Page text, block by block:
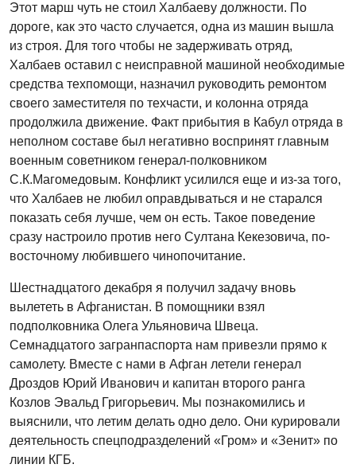
Этот марш чуть не стоил Халбаеву должности. По
дороге, как это часто случается, одна из машин вышла
из строя. Для того чтобы не задерживать отряд,
Халбаев оставил с неисправной машиной необходимые
средства техпомощи, назначил руководить ремонтом
своего заместителя по техчасти, и колонна отряда
продолжила движение. Факт прибытия в Кабул отряда в
неполном составе был негативно воспринят главным
военным советником генерал-полковником
С.К.Магомедовым. Конфликт усилился еще и из-за того,
что Халбаев не любил оправдываться и не старался
показать себя лучше, чем он есть. Такое поведение
сразу настроило против него Султана Кекезовича, по-
восточному любившего чинопочитание.
Шестнадцатого декабря я получил задачу вновь
вылететь в Афганистан. В помощники взял
подполковника Олега Ульяновича Швеца.
Семнадцатого загранпаспорта нам привезли прямо к
самолету. Вместе с нами в Афган летели генерал
Дроздов Юрий Иванович и капитан второго ранга
Козлов Эвальд Григорьевич. Мы познакомились и
выяснили, что летим делать одно дело. Они курировали
деятельность спецподразделений «Гром» и «Зенит» по
линии КГБ.